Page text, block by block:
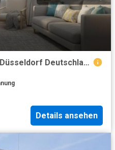
4 Schlafzimmer Wohnung Düsseldorf Deutschland 104073375
Details ansehen